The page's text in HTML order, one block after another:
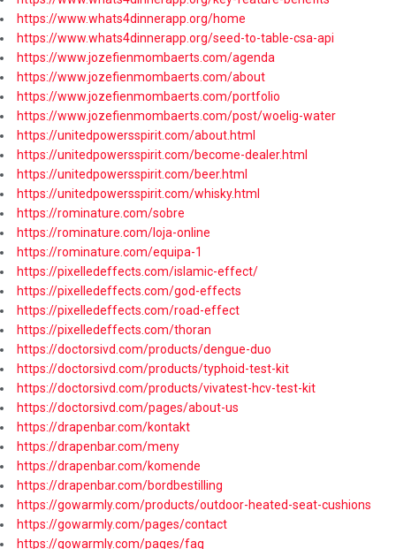
https://www.whats4dinnerapp.org/home
https://www.whats4dinnerapp.org/seed-to-table-csa-api
https://www.jozefienmombaerts.com/agenda
https://www.jozefienmombaerts.com/about
https://www.jozefienmombaerts.com/portfolio
https://www.jozefienmombaerts.com/post/woelig-water
https://unitedpowersspirit.com/about.html
https://unitedpowersspirit.com/become-dealer.html
https://unitedpowersspirit.com/beer.html
https://unitedpowersspirit.com/whisky.html
https://rominature.com/sobre
https://rominature.com/loja-online
https://rominature.com/equipa-1
https://pixelledeffects.com/islamic-effect/
https://pixelledeffects.com/god-effects
https://pixelledeffects.com/road-effect
https://pixelledeffects.com/thoran
https://doctorsivd.com/products/dengue-duo
https://doctorsivd.com/products/typhoid-test-kit
https://doctorsivd.com/products/vivatest-hcv-test-kit
https://doctorsivd.com/pages/about-us
https://drapenbar.com/kontakt
https://drapenbar.com/meny
https://drapenbar.com/komende
https://drapenbar.com/bordbestilling
https://gowarmly.com/products/outdoor-heated-seat-cushions
https://gowarmly.com/pages/contact
https://gowarmly.com/pages/faq